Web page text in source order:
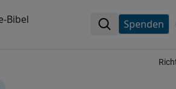
Bibel Spenden